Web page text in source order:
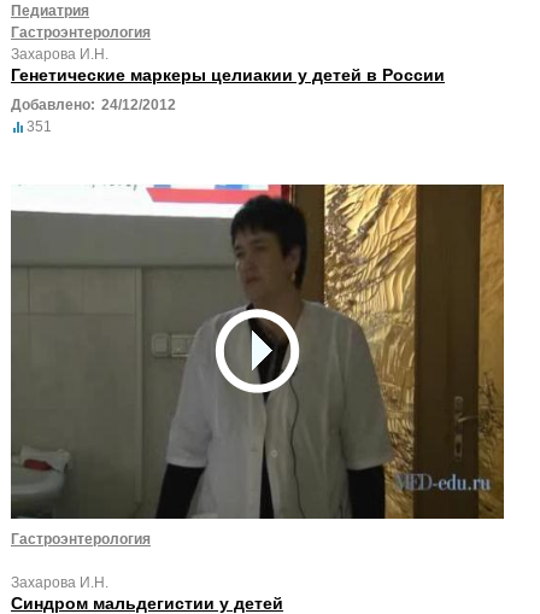
Педиатрия
Гастроэнтерология
Захарова И.Н.
Генетические маркеры целиакии у детей в России
Добавлено: 24/12/2012
351
Гастроэнтерология
Захарова И.Н.
Синдром мальдегистии у детей